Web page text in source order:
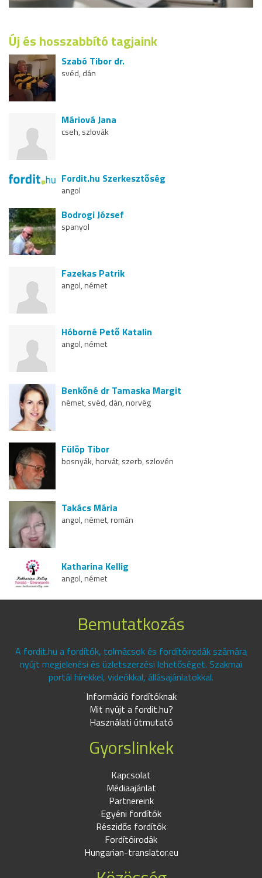
Új és hosszabbító tagjaink
Szabó Tibor dr.
svéd, dán
Máriová Jana
cseh, szlovák
Fordit.hu Szerkesztőség
angol
Bodrogi József
spanyol
Fazekas Patrik
angol, német
Hóborné Pető Katalin
angol, német
Benkőné dr Tamaska Margit
német, svéd, dán, norvég
Fülöp Tibor
bosnyák, horvát, szerb, szlovén
Takács Mária
angol, német, román
Katharina Kellig
angol, német
Bemutatkozás
A fordit.hu a fordítók, tolmácsok és fordítóirodák számára
nyújt megjelenési és üzletszerzési lehetőséget. Szakmai
portál hírekkel, videókkal, állásajánlatokkal.
Információ fordítóknak
Mit nyújt a fordit.hu?
Használati útmutató
Gyorslinkek
Kapcsolat
Médiaajánlat
Partnereink
Egyéni fordítók
Részidős fordítók
Fordítóirodák
Hungarian-translator.eu